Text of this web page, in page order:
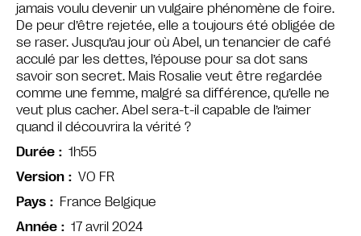
jamais voulu devenir un vulgaire phénomène de foire.
De peur d’être rejetée, elle a toujours été obligée de
se raser. Jusqu’au jour où Abel, un tenancier de café
acculé par les dettes, l’épouse pour sa dot sans
savoir son secret. Mais Rosalie veut être regardée
comme une femme, malgré sa différence, qu’elle ne
veut plus cacher. Abel sera-t-il capable de l’aimer
quand il découvrira la vérité ?
Durée
1h55
Version
VO FR
Pays
France Belgique
Année
17 avril 2024